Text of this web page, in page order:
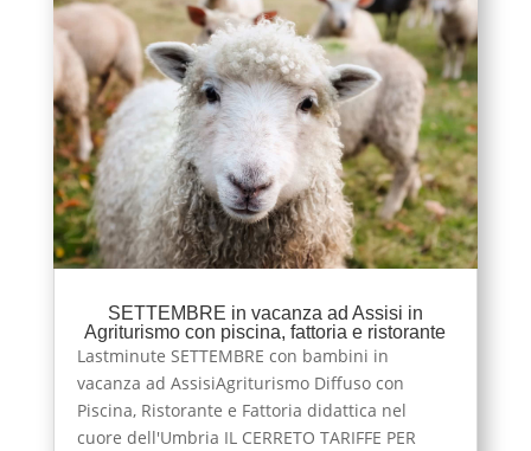
SETTEMBRE in vacanza ad Assisi in
Agriturismo con piscina, fattoria e ristorante
Lastminute SETTEMBRE con bambini in
vacanza ad AssisiAgriturismo Diffuso con
Piscina, Ristorante e Fattoria didattica nel
cuore dell'Umbria IL CERRETO TARIFFE PER